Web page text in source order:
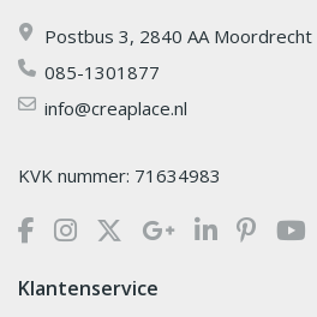
Postbus 3, 2840 AA Moordrecht
085-1301877
info@creaplace.nl
KVK nummer: 71634983
Klantenservice